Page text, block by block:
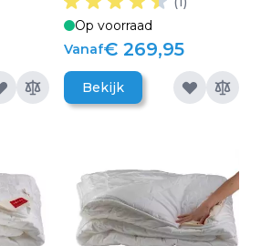
Op voorraad
Vanaf€ 269,95
Bekijk